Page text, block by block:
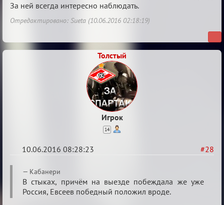
За ней всегда интересно наблюдать.
Отредактировано: Sueta (10.06.2016 02:18:19)
Толстый
Игрок
14
#28
10.06.2016 08:28:23
Re:
Евро
2016
Кабанери
В стыках, причём на выезде побеждала же уже
Россия, Евсеев победный положил вроде.